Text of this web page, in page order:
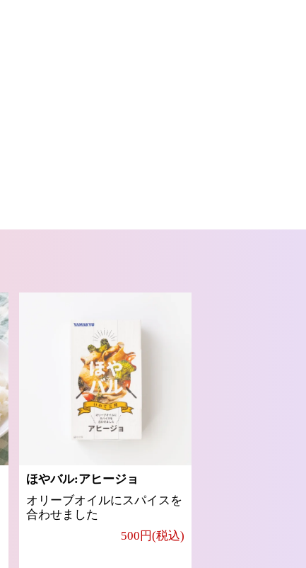
ほやバル:アヒージョ
オリーブオイルにスパイスを
合わせました
500円(税込)